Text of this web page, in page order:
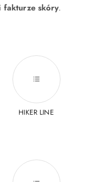
i fakturze skóry.
HIKER LINE